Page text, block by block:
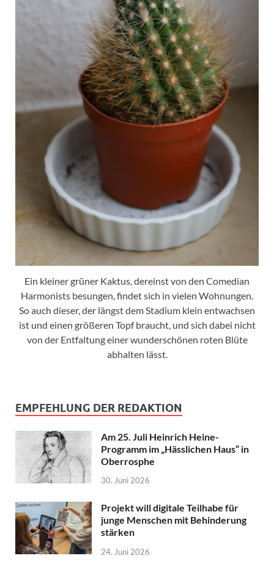
Ein kleiner grüner Kaktus, dereinst von den Comedian
Harmonists besungen, findet sich in vielen Wohnungen.
So auch dieser, der längst dem Stadium klein entwachsen
ist und einen größeren Topf braucht, und sich dabei nicht
von der Entfaltung einer wunderschönen roten Blüte
abhalten lässt.
EMPFEHLUNG DER REDAKTION
Am 25. Juli Heinrich Heine-
Programm im „Hässlichen Haus“ in
Oberrosphe
30. Juni 2026
Projekt will digitale Teilhabe für
junge Menschen mit Behinderung
stärken
24. Juni 2026